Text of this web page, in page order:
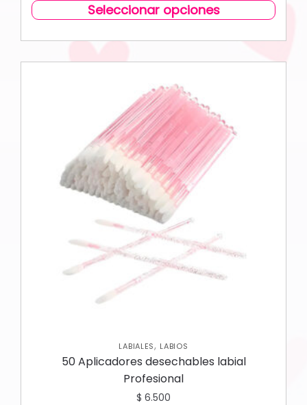
Seleccionar opciones
LABIALES, LABIOS
50 Aplicadores desechables labial
Profesional
$ 6.500